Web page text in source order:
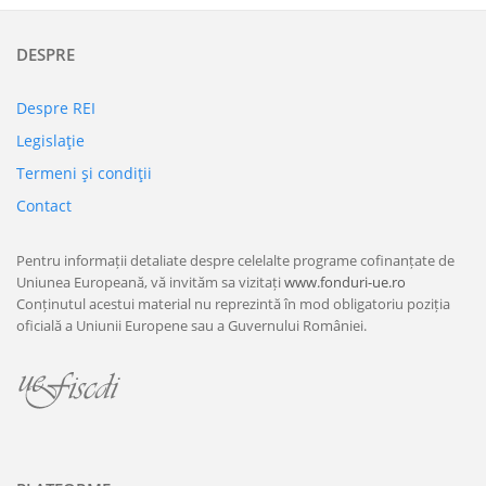
DESPRE
Despre REI
Legislaţie
Termeni şi condiţii
Contact
Pentru informații detaliate despre celelalte programe cofinanțate de
Uniunea Europeană, vă invităm sa vizitațiwww.fonduri-ue.ro
Conținutul acestui material nu reprezintă în mod obligatoriu poziția
oficială a Uniunii Europene sau a Guvernului României.